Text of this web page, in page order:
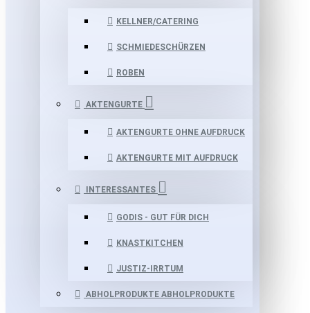
KELLNER/CATERING
SCHMIEDESCHÜRZEN
ROBEN
AKTENGURTE
AKTENGURTE OHNE AUFDRUCK
AKTENGURTE MIT AUFDRUCK
INTERESSANTES
GODIS - GUT FÜR DICH
KNASTKITCHEN
JUSTIZ-IRRTUM
ABHOLPRODUKTE ABHOLPRODUKTE